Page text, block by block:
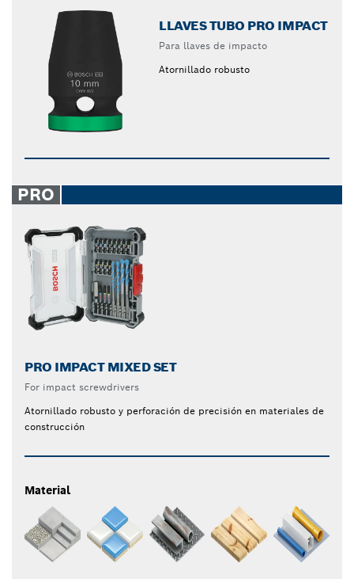
LLAVES TUBO PRO IMPACT
Para llaves de impacto
Atornillado robusto
PRO
PRO IMPACT MIXED SET
For impact screwdrivers
Atornillado robusto y perforación de precisión en materiales de
construcción
Material